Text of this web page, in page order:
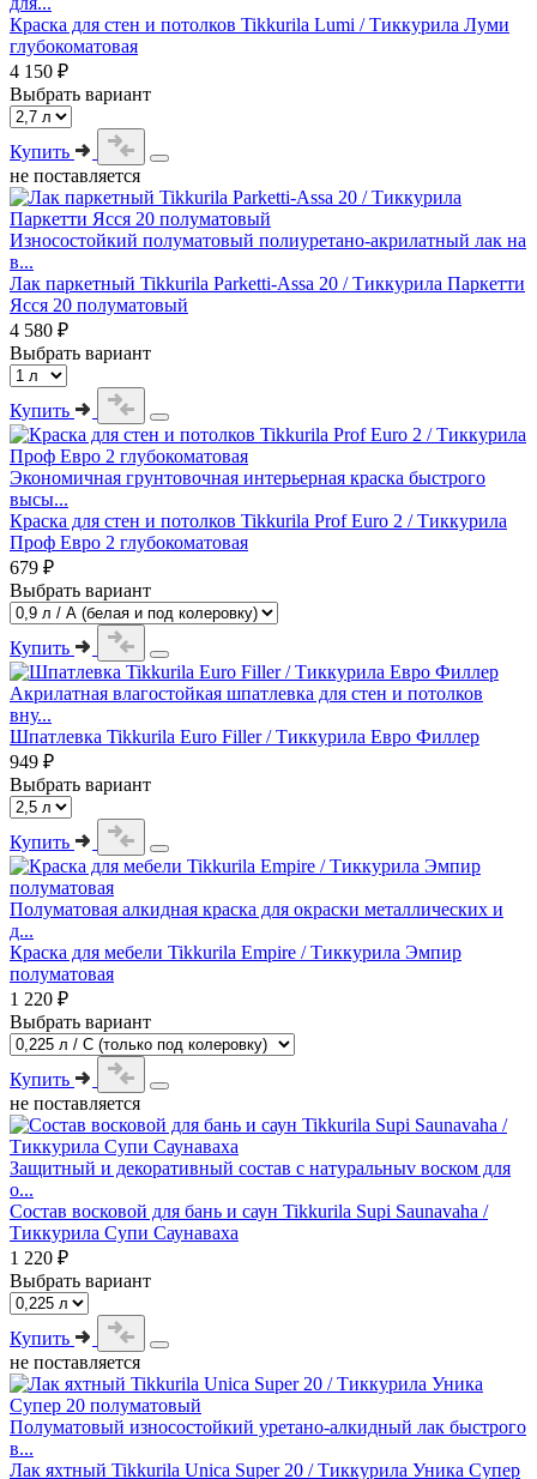
Краска для стен и потолков Tikkurila Lumi / Тиккурила Луми
глубокоматовая
4 150 ₽
Выбрать вариант
Купить
не поставляется
Износостойкий полуматовый полиуретано-акрилатный лак на
в...
Лак паркетный Tikkurila Parketti-Assa 20 / Тиккурила Паркетти
Ясся 20 полуматовый
4 580 ₽
Выбрать вариант
Купить
Экономичная грунтовочная интерьерная краска быстрого
высы...
Краска для стен и потолков Tikkurila Prof Euro 2 / Тиккурила
Проф Евро 2 глубокоматовая
679 ₽
Выбрать вариант
Купить
Акрилатная влагостойкая шпатлевка для стен и потолков
вну...
Шпатлевка Tikkurila Euro Filler / Тиккурила Евро Филлер
949 ₽
Выбрать вариант
Купить
Полуматовая алкидная краска для окраски металлических и
д...
Краска для мебели Tikkurila Empire / Тиккурила Эмпир
полуматовая
1 220 ₽
Выбрать вариант
Купить
не поставляется
Защитный и декоративный состав c натуральныv воском для
о...
Состав восковой для бань и саун Tikkurila Supi Saunavaha /
Тиккурила Супи Саунаваха
1 220 ₽
Выбрать вариант
Купить
не поставляется
Полуматовый износостойкий уретано-алкидный лак быстрого
в...
Лак яхтный Tikkurila Unica Super 20 / Тиккурила Уника Супер